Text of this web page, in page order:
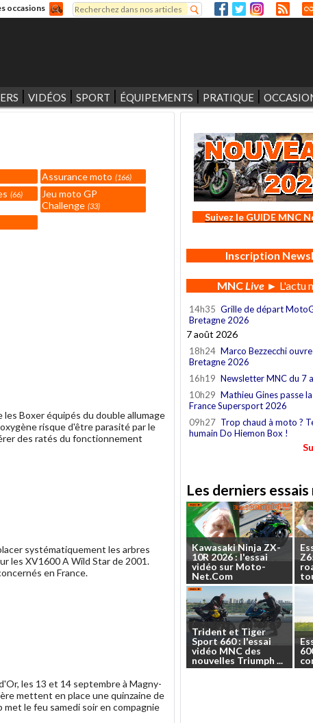
occasions
Formulaire de recherche
Rechercher
VIDÉOS SPORT ÉQUIPEMENTS PRATIQUE
Assurance moto 166
66
Jeu moto GP
Challenge 33
les Boxer équipés du double allumage
risque d'être parasité par le
des ratés du fonctionnement
systématiquement les arbres
les XV1600 A Wild Star de 2001.
en France.
les 13 et 14 septembre à Magny-
mettent en place une quinzaine de
met le feu samedi soir en compagnie
Suivez le GUIDE MNC
Inscription
MNCLive► L'actu
14h35 Grille de départ
Bretagne 2026
7 août 2026
18h24 Marco Bezzecchi
Bretagne 2026
16h19 Newsletter MNC du 7
10h29 Mathieu Gines passe
France Supersport 2026
09h27 Trop chaud à moto ?
humain Do Hiemon Box !
Les derniers
KawasakiNinja ZX-
10R2026: l'essai
vidéo sur Moto-
Net.Com
Trident etTiger
Sport660:l'essai
vidéo MNC des
nouvelles Triumph ...